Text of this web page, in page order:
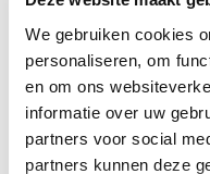
We gebruiken cookies
personaliseren, om
en om ons
informatie over uw
partners voor social
partners kunnen deze
Bij 10 of meer stuks
maat aanbieden.
uitgebreid
probleem. Klik op
formulier in en
uureen passende